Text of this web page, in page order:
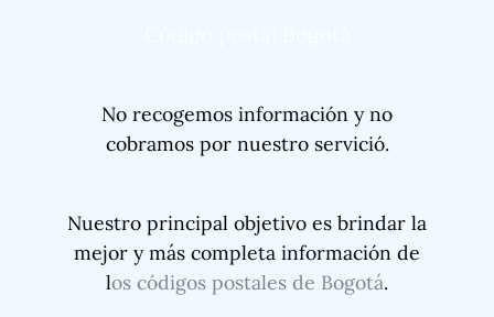
No recogemos información y no
cobramos por nuestro servició.
Nuestro principal objetivo es brindar la
mejor y más completa información de
los códigos postales de Bogotá.